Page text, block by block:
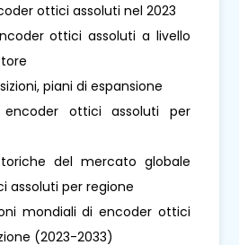
ottici assoluti nel 2023
ottici assoluti a livello
piani di espansione
ottici assoluti per
del mercato globale
assoluti per regione
mondiali di encoder ottici
(2023-2033)